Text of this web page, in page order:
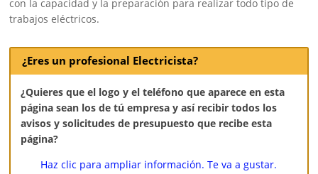
con la capacidad y la preparación para realizar todo tipo de
trabajos eléctricos.
¿Eres un profesional Electricista?
¿Quieres que el logo y el teléfono que aparece en esta
página sean los de tú empresa y así recibir todos los
avisos y solicitudes de presupuesto que recibe esta
página?
Haz clic para ampliar información. Te va a gustar.